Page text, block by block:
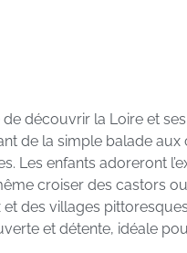
découvrir la Loire et
de la simple balade aux
Les enfants adoreront
croiser des castors ou
des villages
et détente, idéale